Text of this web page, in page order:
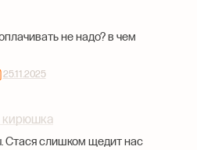
не надо? в чем
25.11.2025
кирюшка
Стася слишком щедит нас